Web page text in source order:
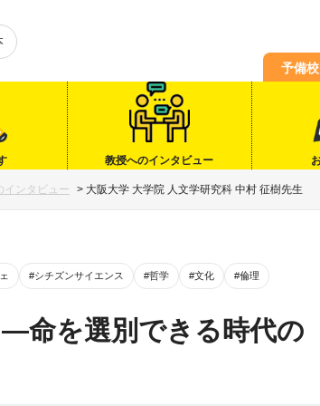
予備校
教授へのインタビュー
インタビュー > 大阪大学 大学院 人文学研究科 中村 征樹先生
#シチズンサイエンス #哲学 #文化 #倫理
―命を選別できる時代の